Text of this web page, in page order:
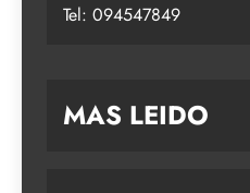
Tel: 094547849
MAS LEIDO